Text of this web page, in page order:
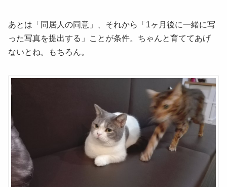
あとは「同居人の同意」、それから「1ヶ月後に一緒に写
った写真を提出する」ことが条件。ちゃんと育ててあげ
ないとね。もちろん。